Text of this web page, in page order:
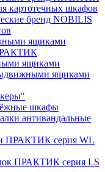
картотечных шкафов
бренд NOBILIS
ящиками
ящиками
ящиками
шкафы
антивандальные
ПРАКТИК серия WL
ПРАКТИК серия LS